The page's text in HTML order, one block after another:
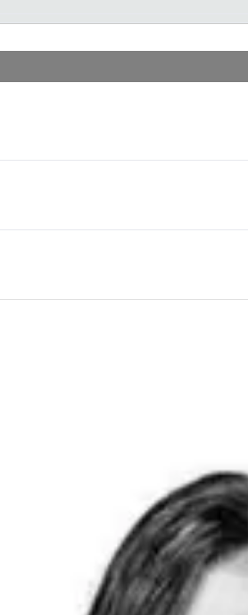
al patrimonio y